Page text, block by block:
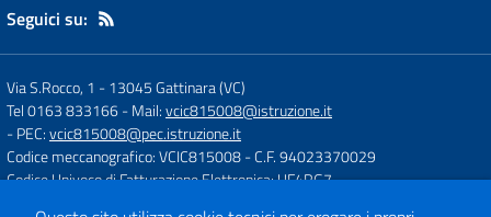
Seguici su:
Via S.Rocco, 1 -13045 Gattinara (VC)
Tel 0163 833166- Mail:vcic815008@istruzione.it
- PEC:vcic815008@pec.istruzione.it
Codice meccanografico: VCIC815008- C.F. 94023370029
Codice Univoco di Fatturazione Elettronica: UF4RG7